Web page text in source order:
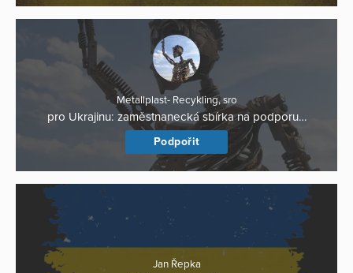
Metallplast- Recykling, sro
pro Ukrajinu: zaměstnanecká sbírka na podporu…
Podpořit
Jan Řepka